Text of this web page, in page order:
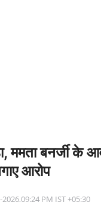
ममता बनर्जी के
आरोप
PM IST +05:30